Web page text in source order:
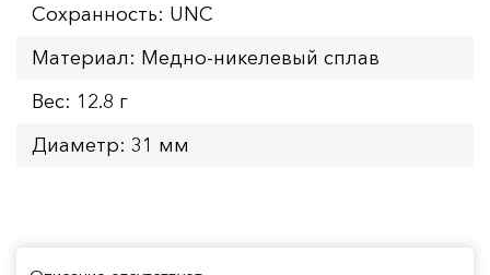
Сохранность: UNC
Материал: Медно-никелевый сплав
Вес: 12.8 г
Диаметр: 31 мм